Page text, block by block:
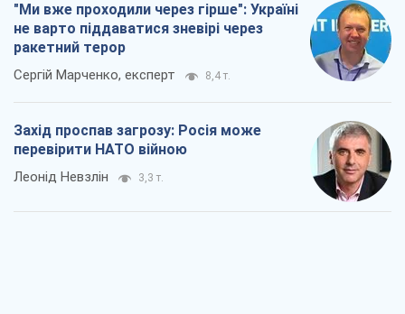
"Ми вже проходили через гірше": Україні
не варто піддаватися зневірі через
ракетний терор
Сергій Марченко, експерт 8,4 т.
Захід проспав загрозу: Росія може
перевірити НАТО війною
Леонід Невзлін 3,3 т.